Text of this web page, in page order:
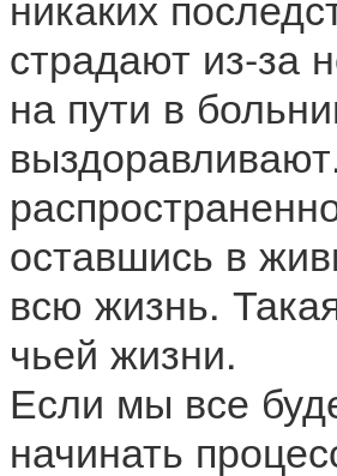
страдают из-за
на пути в
оставшись в
всю жизнь.
чьей жизни.
Если мы все
начинать